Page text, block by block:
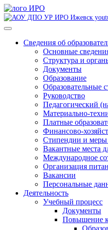
Сведения об
Основные
Структура и
Документы
Образование
Образовательные
Руководство
Педагогический
Материально-
Платные
Финансово-
Стипендии и
Вакантные места
Международное
Организация
Вакансии
Персональные
Деятельность
Учебный процесс
Документы
Повышение